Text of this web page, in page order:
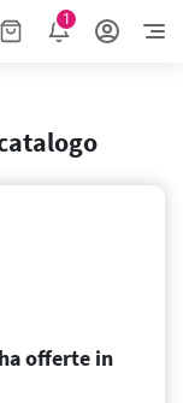
1
offerte in